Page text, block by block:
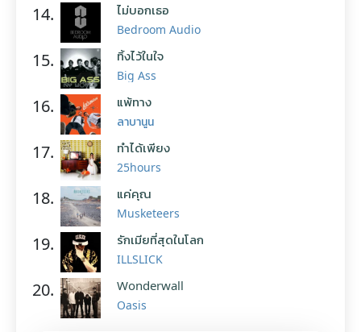
14. ไม่บอกเธอ
Bedroom Audio
15. ทิ้งไว้ในใจ
Big Ass
16. แพ้ทาง
ลาบานูน
17. ทำได้เพียง
25hours
18. แค่คุณ
Musketeers
19. รักเมียที่สุดในโลก
ILLSLICK
20. Wonderwall
Oasis